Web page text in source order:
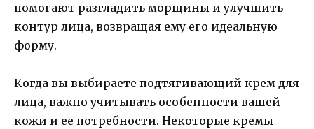
помогают разгладить морщины и улучшить
контур лица, возвращая ему его идеальную
форму.
Когда вы выбираете подтягивающий крем для
лица, важно учитывать особенности вашей
кожи и ее потребности. Некоторые кремы